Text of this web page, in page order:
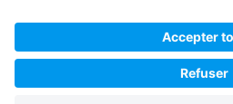
Téléphone +49 511 6103 0